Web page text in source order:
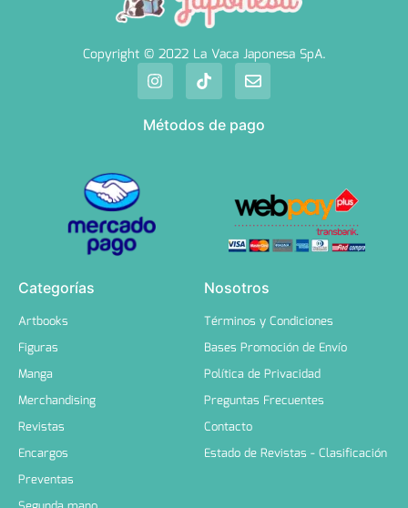
Copyright © 2022 La Vaca Japonesa SpA.
Métodos de pago
Categorías
Artbooks
Figuras
Manga
Merchandising
Revistas
Encargos
Preventas
Nosotros
Términos y Condiciones
Bases Promoción de Envío
Política de Privacidad
Preguntas Frecuentes
Contacto
Estado de Revistas - Clasificación